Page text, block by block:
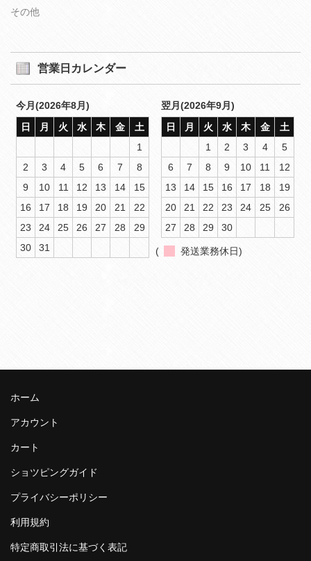
その他
営業日カレンダー
今月(2026年8月)
日
月 火 水 木 金
土
1
2
3 4 5 6 7
8
9
10 11 12 13 14
15
16
17 18 19 20 21
22
23
24 25 26 27 28
29
30
31
翌月(2026年9月)
日
月 火 水 木 金
土
1
2 3 4
5
6
7 8 9 10 11
12
13
14 15 16 17 18
19
20
21 22 23 24 25
26
27
28 29 30
( 発送業務休日)
ホーム
アカウント
カート
ショツピングガイド
プライバシーポリシー
利用規約
特定商取引法に基づく表記